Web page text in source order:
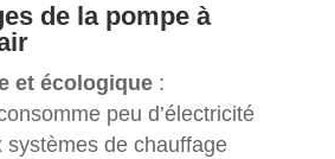
de la pompe à
et écologique:
peu d’électricité
systèmes de chauffage